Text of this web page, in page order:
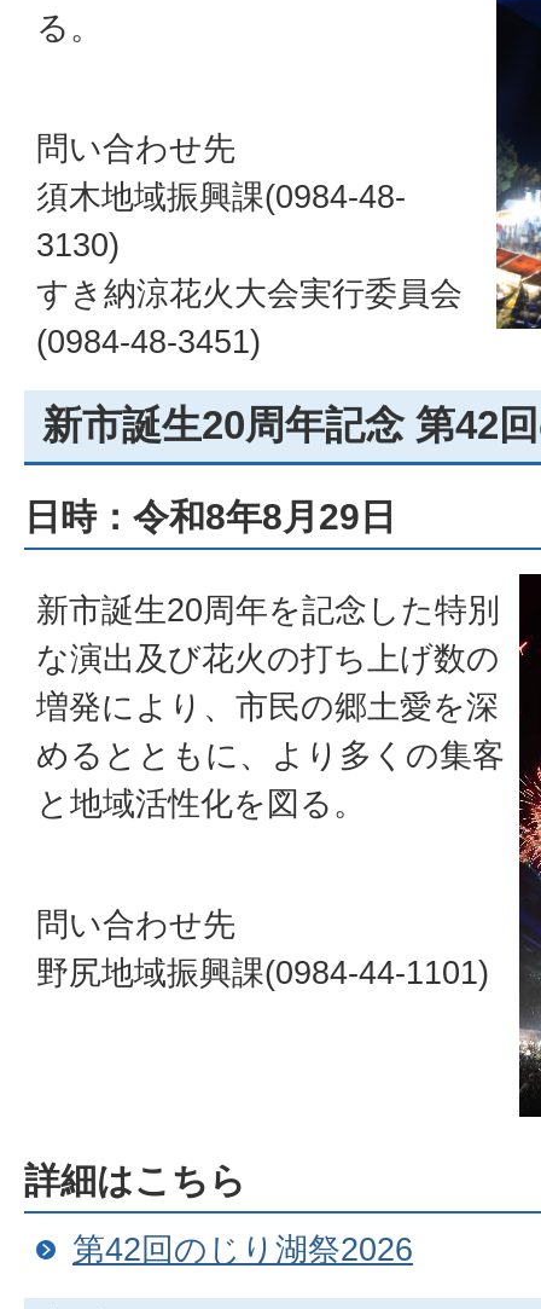
る。
問い合わせ先
須木地域振興課(0984-48-
3130)
すき納涼花火大会実行委員会
(0984-48-3451)
新市誕生20周年記念 第42
日時：令和8年8月29日
新市誕生20周年を記念した特別
な演出及び花火の打ち上げ数の
増発により、市民の郷土愛を深
めるとともに、より多くの集客
と地域活性化を図る。
問い合わせ先
野尻地域振興課(0984-44-1101)
詳細はこちら
第42回のじり湖祭2026